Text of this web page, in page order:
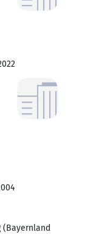
(Bayernland